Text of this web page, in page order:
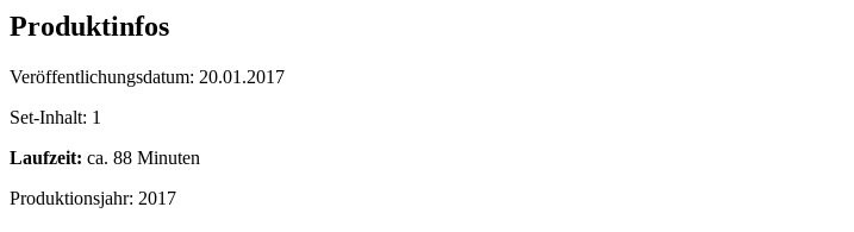
Produktinfos
Veröffentlichungsdatum: 20.01.2017
Set-Inhalt: 1
Laufzeit: ca. 88 Minuten
Produktionsjahr: 2017